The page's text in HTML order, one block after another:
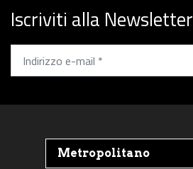
Iscriviti alla Newsletter
Metropolitano